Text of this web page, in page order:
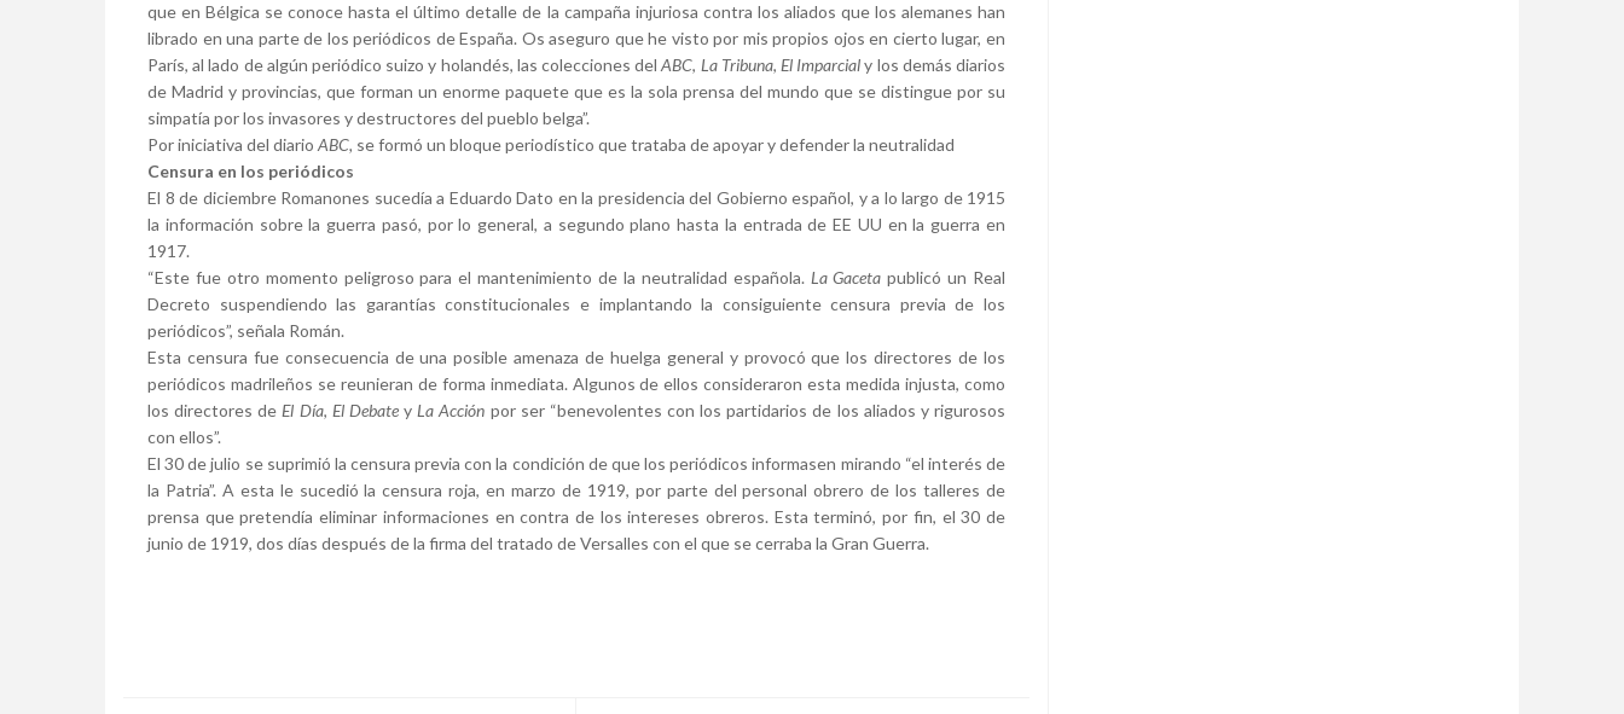
que en Bélgica se conoce hasta el último detalle de la campaña injuriosa contra los aliados que los alemanes han
librado en una parte de los periódicos de España. Os aseguro que he visto por mis propios ojos en cierto lugar, en
París, al lado de algún periódico suizo y holandés, las colecciones delABC, La Tribuna,El Imparcialy los demás diarios
de Madrid y provincias, que forman un enorme paquete que es la sola prensa del mundo que se distingue por su
simpatía por los invasores y destructores del pueblo belga”.
Por iniciativa del diarioABC, se formó un bloque periodístico que trataba de apoyar y defender la neutralidad
Censura en los periódicos
El 8 de diciembre Romanones sucedía a Eduardo Dato en la presidencia del Gobierno español, y a lo largo de 1915
la información sobre la guerra pasó, por lo general, a segundo plano hasta la entrada de EE UU en la guerra en
1917.
“Este fue otro momento peligroso para el mantenimiento de la neutralidad española. La Gaceta publicó un Real
Decreto suspendiendo las garantías constitucionales e implantando la consiguiente censura previa de los
periódicos”, señala Román.
Esta censura fue consecuencia de una posible amenaza de huelga general y provocó que los directores de los
periódicos madrileños se reunieran de forma inmediata. Algunos de ellos consideraron esta medida injusta, como
los directores deEl Día, El Debatey La Acción por ser “benevolentes con los partidarios de los aliados y rigurosos
con ellos”.
El 30 de julio se suprimió la censura previa con la condición de que los periódicos informasen mirando “el interés de
la Patria”. A esta le sucedió la censura roja, en marzo de 1919, por parte del personal obrero de los talleres de
prensa que pretendía eliminar informaciones en contra de los intereses obreros. Esta terminó, por fin, el 30 de
junio de 1919, dos días después de la firma del tratado de Versalles con el que se cerraba la Gran Guerra.